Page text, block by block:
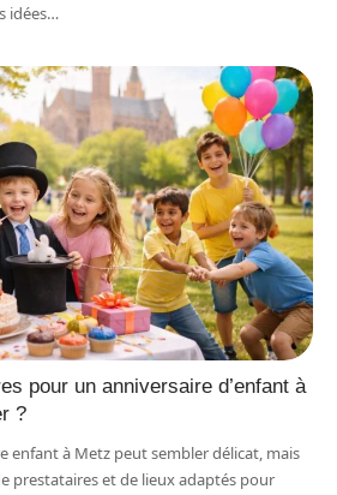
idées…
pour un anniversaire d’enfant à
?
enfant à Metz peut sembler délicat, mais
prestataires et de lieux adaptés pour